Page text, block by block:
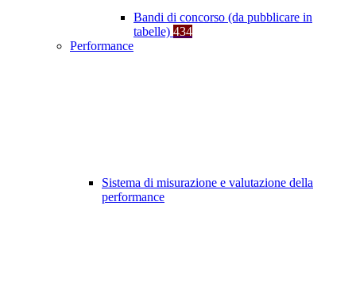
Bandi di concorso (da pubblicare in
tabelle) 434
Performance
Sistema di misurazione e valutazione della
performance